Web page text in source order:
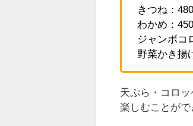
きつね：
わかめ：
ジャンボコ
野菜かき揚
天ぷら・コロ
楽しむことがで